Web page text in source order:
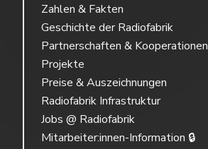
Zahlen & Fakten
Geschichte der Radiofabrik
Partnerschaften & Kooperationen
Projekte
Preise & Auszeichnungen
Radiofabrik Infrastruktur
Jobs @ Radiofabrik
Mitarbeiter:innen-Information 🔒